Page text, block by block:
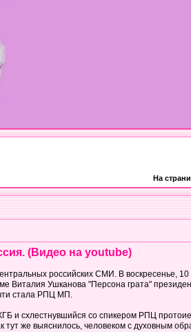
На
(Видео на youtube)
российских СМИ. В воскресенье,
Виталия Ушканова "Персона грата"
стала РПЦ МП.
и схлестнувшийся со спикером РПЦ
же выяснилось, человеком с духовным